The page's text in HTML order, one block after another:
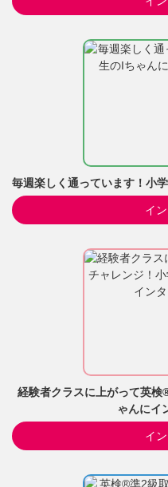
毎週楽しく通っています！小
イ
経験者クラスに上がって英
ゃんに
イ